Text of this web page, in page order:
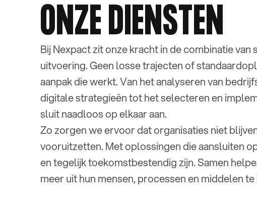
ONZE DIENSTEN
Bij Nexpact zit onze kracht in de combinatie
uitvoering. Geen losse trajecten of
aanpak die werkt. Van het analyseren van
digitale strategieën tot het selecteren en
sluit naadloos op elkaar aan.
Zo zorgen we ervoor dat organisaties niet
vooruitzetten. Met oplossingen die aansluiten
en tegelijk toekomstbestendig zijn. Samen
meer uit hun mensen, processen en middelen te